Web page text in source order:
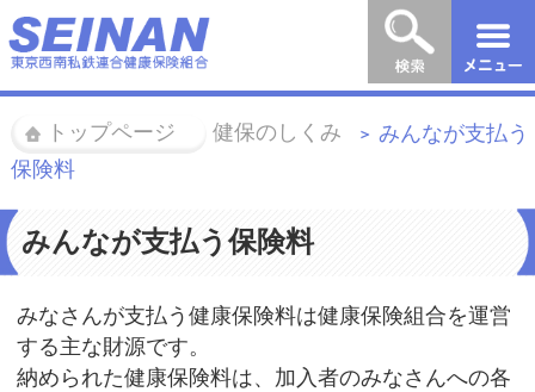
トップページ 健保のしくみ ＞ みんなが支払う
保険料
みんなが支払う保険料
みなさんが支払う健康保険料は健康保険組合を運営
する主な財源です。
納められた健康保険料は、加入者のみなさんへの各